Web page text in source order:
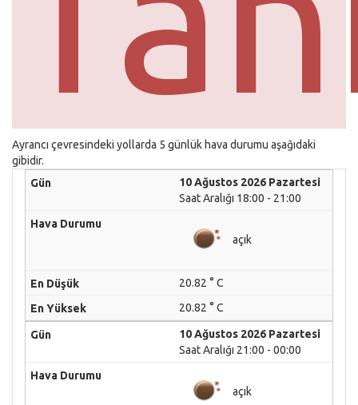
Ayrancı çevresindeki yollarda 5 günlük hava durumu aşağıdaki
gibidir.
10 Ağustos 2026 Pazartesi
Saat Aralığı 18:00 - 21:00
açık
20.82 ° C
20.82 ° C
10 Ağustos 2026 Pazartesi
Saat Aralığı 21:00 - 00:00
açık